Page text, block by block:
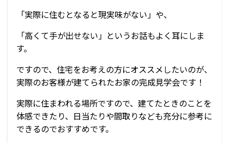
「実際に住むとなると現実味がない」や、
「高くて手が出せない」というお話もよく耳にしま
す。
ですので、住宅をお考えの方にオススメしたいのが、
実際のお客様が建てられたお家の完成見学会です！
実際に住まわれる場所ですので、建てたときのことを
体感できたり、日当たりや間取りなども充分に参考に
できるのでおすすめです。